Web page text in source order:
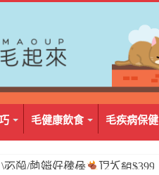
毛健康飲食 毛疾病保健
\必囤/阿姆好棒棒 12入組$399